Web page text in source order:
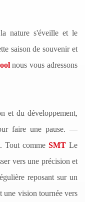
nature s'éveille et le
saison de souvenir et
nous vous adressons
et du développement,
faire une pause. —
Tout comme SMTLe
vers une précision et
reposant sur un
une vision tournée vers